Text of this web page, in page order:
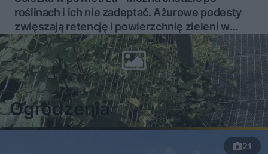
roślinach i ich nie zadeptać. Ażurowe podesty
zwięszają retencję i powierzchnię zieleni w
ogrodzie
Więcej
Ogrodzenia
21